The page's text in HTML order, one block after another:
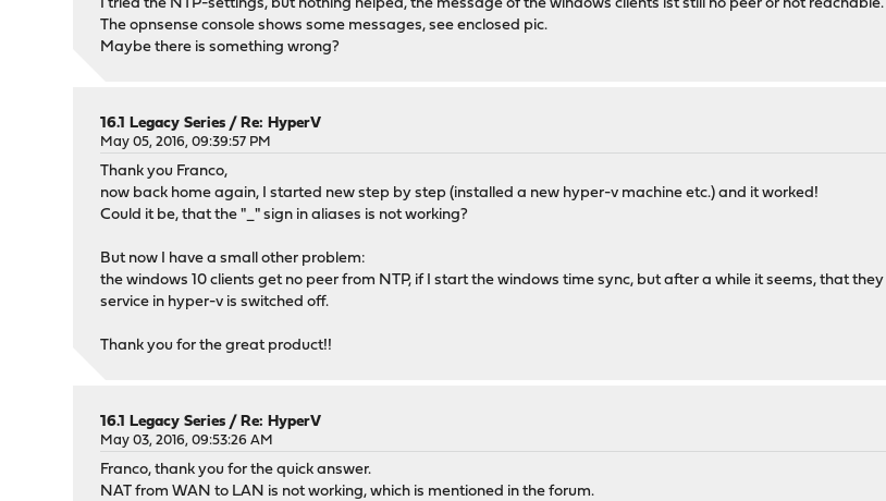
I tried the NTP-settings, but nothing helped, the message of the windows clients ist still no peer or not reachable.
The opnsense console shows some messages, see enclosed pic.
Maybe there is something wrong?
16.1 Legacy Series /Re: HyperV
May 05, 2016, 09:39:57 PM
Thank you Franco,
now back home again, I started new step by step (installed a new hyper-v machine etc.) and it worked!
Could it be, that the "_" sign in aliases is not working?
But now I have a small other problem:
the windows 10 clients get no peer from NTP, if I start the windows time sync, but after a while it seems, that
service in hyper-v is switched off.
Thank you for the great product!!
16.1 Legacy Series /Re: HyperV
May 03, 2016, 09:53:26 AM
Franco, thank you for the quick answer.
NAT from WAN to LAN is not working, which is mentioned in the forum.